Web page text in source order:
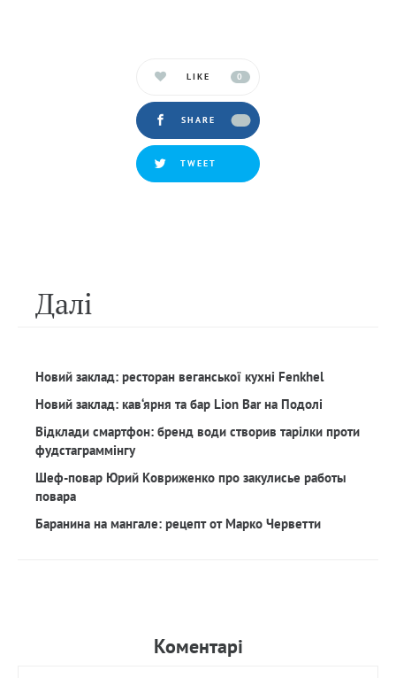
LIKE 0
SHARE
TWEET
Далi
Новий заклад: ресторан веганської кухні Fenkhel
Новий заклад: кав‘ярня та бар Lion Bar на Подолі
Відклади смартфон: бренд води створив тарілки проти
фудстаграммінгу
Шеф-повар Юрий Ковриженко про закулисье работы
повара
Баранина на мангале: рецепт от Марко Черветти
Коментарi